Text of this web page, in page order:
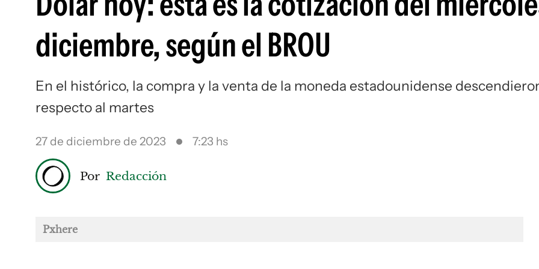
diciembre, según el BROU
En el histórico, la compra y la venta de la moneda estadounidense
respecto al martes
27 de diciembre de 2023 7:23 hs
Por Redacción
Pxhere